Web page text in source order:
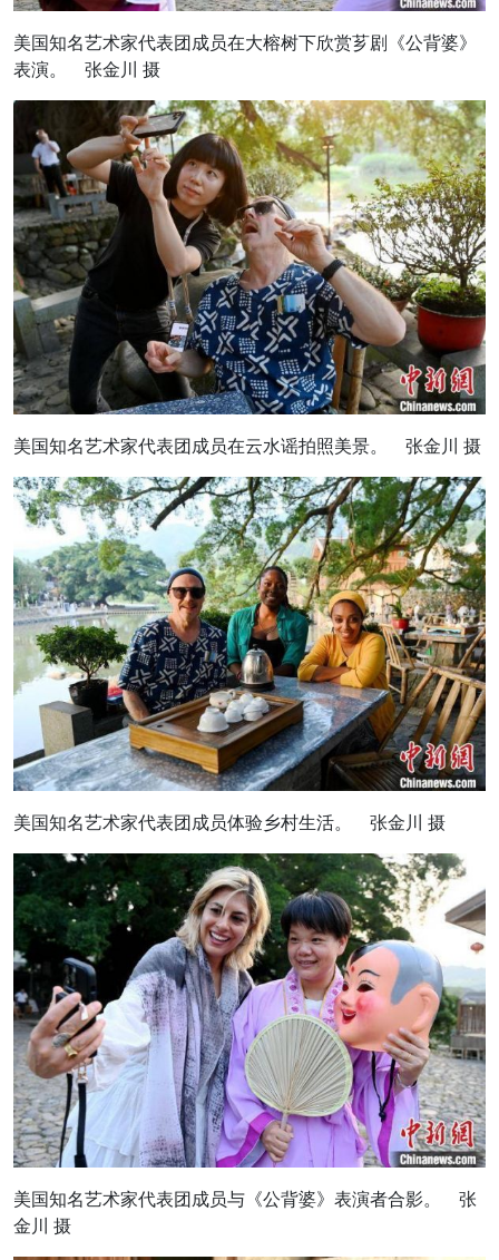
美国知名艺术家代表团成员在大榕树下欣赏芗剧《公背婆》
表演。 张金川 摄
美国知名艺术家代表团成员在云水谣拍照美景。 张金川 摄
美国知名艺术家代表团成员体验乡村生活。 张金川 摄
美国知名艺术家代表团成员与《公背婆》表演者合影。 张
金川 摄